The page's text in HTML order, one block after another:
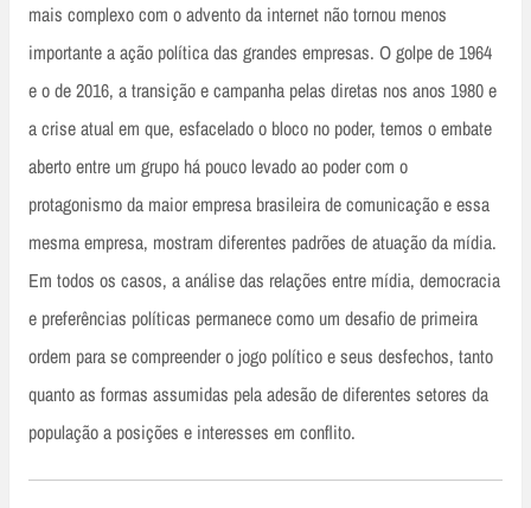
mais complexo com o advento da internet não tornou menos
importante a ação política das grandes empresas. O golpe de 1964
e o de 2016, a transição e campanha pelas diretas nos anos 1980 e
a crise atual em que, esfacelado o bloco no poder, temos o embate
aberto entre um grupo há pouco levado ao poder com o
protagonismo da maior empresa brasileira de comunicação e essa
mesma empresa, mostram diferentes padrões de atuação da mídia.
Em todos os casos, a análise das relações entre mídia, democracia
e preferências políticas permanece como um desafio de primeira
ordem para se compreender o jogo político e seus desfechos, tanto
quanto as formas assumidas pela adesão de diferentes setores da
população a posições e interesses em conflito.